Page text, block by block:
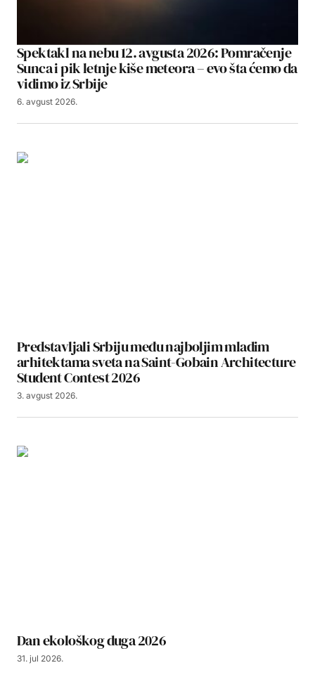
Spektakl na nebu 12. avgusta 2026: Pomračenje
Sunca i pik letnje kiše meteora – evo šta ćemo da
vidimo iz Srbije
6. avgust 2026.
Predstavljali Srbiju među najboljim mladim
arhitektama sveta na Saint-Gobain Architecture
Student Contest 2026
3. avgust 2026.
Dan ekološkog duga 2026
31. jul 2026.